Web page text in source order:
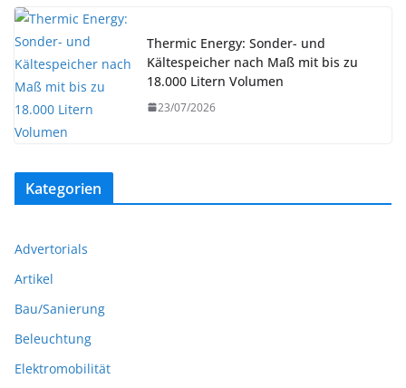
Thermic Energy: Sonder- und
Kältespeicher nach Maß mit bis zu
18.000 Litern Volumen
23/07/2026
Kategorien
Advertorials
Artikel
Bau/Sanierung
Beleuchtung
Elektromobilität